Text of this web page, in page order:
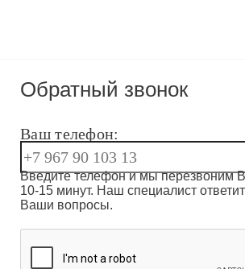
Обратный звонок
Ваш телефон:
Введите телефон и мы перезвоним
10-15 минут. Наш специалист
Ваши вопросы.